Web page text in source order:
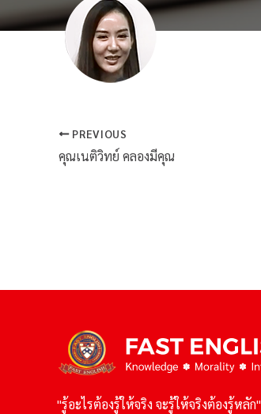
PREVIOUS
คุณเนติวิทย์ คลองมีคุณ
"รู้อะไรต้องรู้ให้จริง จะรู้ให้จริงต้องรู้หลัก"